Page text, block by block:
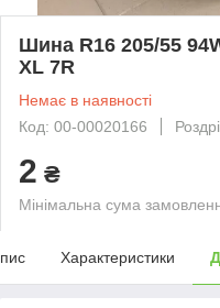
Шина R16 205/55
XL 7R
Немає в наявності
Код: 00-00020166
2 ₴
Мінімальна сума
Характеристики